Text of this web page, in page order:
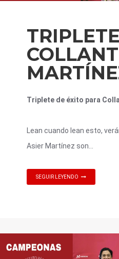
Triplete de éxito para
Lean cuando lean esto,
Asier Martínez son...
SEGUIR LEYENDO